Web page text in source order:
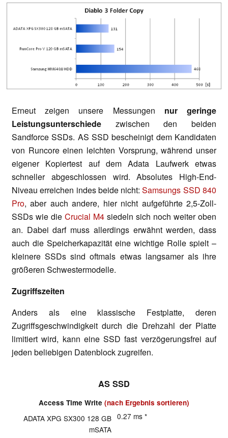
Erneut zeigen unsere Messungen nur geringe
Leistungsunterschiede zwischen den beiden
Sandforce SSDs. AS SSD bescheinigt dem Kandidaten
von Runcore einen leichten Vorsprung, während unser
eigener Kopiertest auf dem Adata Laufwerk etwas
schneller abgeschlossen wird. Absolutes High-End-
Niveau erreichen indes beide nicht:Samsungs SSD 840
Pro, aber auch andere, hier nicht aufgeführte 2,5-Zoll-
SSDs wie die Crucial M4 siedeln sich noch weiter oben
an. Dabei darf muss allerdings erwähnt werden, dass
auch die Speicherkapazität eine wichtige Rolle spielt –
kleinere SSDs sind oftmals etwas langsamer als ihre
größeren Schwestermodelle.
Zugriffszeiten
Anders als eine klassische Festplatte, deren
Zugriffsgeschwindigkeit durch die Drehzahl der Platte
limitiert wird, kann eine SSD fast verzögerungsfrei auf
jeden beliebigen Datenblock zugreifen.
AS SSD
Access Time Write (nach Ergebnis sortieren)
ADATA XPG SX300 128 GB
mSATA
0.27 ms *